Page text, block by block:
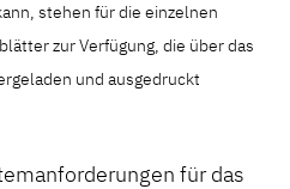
stehen für die einzelnen
zur Verfügung, die über das
und ausgedruckt
für das